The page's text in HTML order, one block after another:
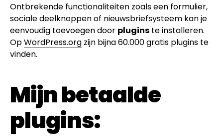
Ontbrekende functionaliteiten zoals een formulier,
sociale deelknoppen of nieuwsbriefsysteem kan je
eenvoudig toevoegen door plugins te installeren.
OpWordPress.org zijn bijna 60.000 gratis plugins te
vinden.
Mijn betaalde
plugins: